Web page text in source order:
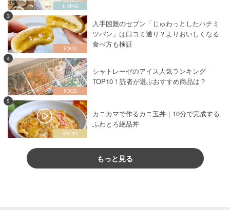
3
入手困難のセブン「じゅわっとしたハチミ
ツパン」は口コミ通り？よりおいしくなる
食べ方も検証
4
シャトレーゼのアイス人気ランキング
TOP10！読者が選ぶおすすめ商品は？
5
カニカマで作るカニ玉丼｜10分で完成する
ふわとろ絶品丼
もっと見る